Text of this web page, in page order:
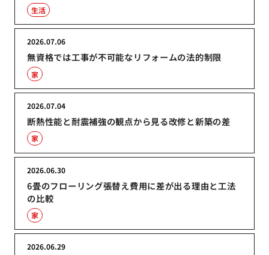
生活
無資格では工事が不可能なリフォームの法的制限
2026.07.06
家
断熱性能と耐震補強の観点から見る改修と新築の差
2026.07.04
家
6畳のフローリング張替え費用に差が出る理由と工法
の比較
2026.06.30
家
2026.06.29